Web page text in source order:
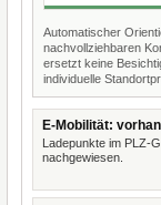
Automatischer
nachvollziehbaren
ersetzt keine
individuelle
E-Mobilität:
Ladepunkte im PLZ-
nachgewiesen.